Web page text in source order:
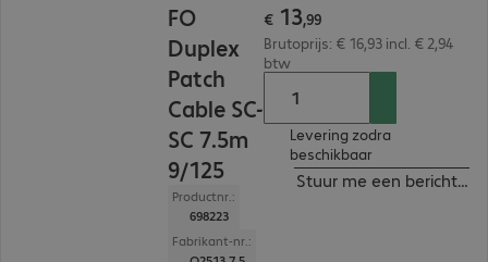
FO
Duplex
Patch
Cable SC-
SC 7.5m
9/125
Productnr.:
698223
Fabrikant-nr.:
€ 13,99
Brutoprijs: € 16,93 incl. € 2,94
btw
Levering zodra
beschikbaar
Stuur me een bericht